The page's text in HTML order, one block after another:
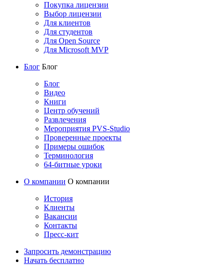
Покупка лицензии
Выбор лицензии
Для клиентов
Для студентов
Для Open Source
Для Microsoft MVP
Блог Блог
Блог
Видео
Книги
Центр обучений
Развлечения
Мероприятия PVS-Studio
Проверенные проекты
Примеры ошибок
Терминология
64-битные уроки
О компании О компании
История
Клиенты
Вакансии
Контакты
Пресс-кит
Запросить демонстрацию
Начать бесплатно